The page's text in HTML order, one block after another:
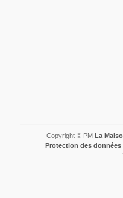
Copyright © PM La
Protection des données